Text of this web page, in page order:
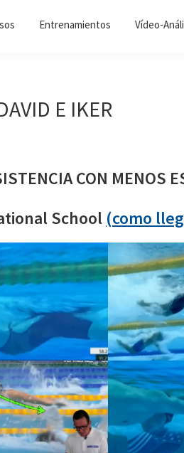
Entrenamientos Vídeo-
E IKER
CON MENOS
School (como